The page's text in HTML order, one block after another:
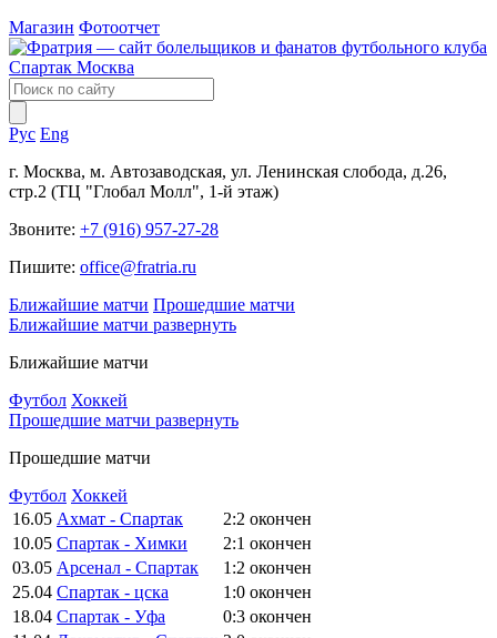
Магазин Фотоотчет
Рус Eng
г. Москва, м. Автозаводская, ул. Ленинская слобода, д.26,
стр.2 (ТЦ "Глобал Молл", 1-й этаж)
Звоните: +7 (916) 957-27-28
Пишите: office@fratria.ru
Ближайшие матчи Прошедшие матчи
Ближайшие матчи развернуть
Ближайшие матчи
Футбол Хоккей
Прошедшие матчи развернуть
Прошедшие матчи
Футбол Хоккей
16.05 Ахмат - Спартак 2:2 окончен
10.05 Спартак - Химки 2:1 окончен
03.05 Арсенал - Спартак 1:2 окончен
25.04 Спартак - цска 1:0 окончен
18.04 Спартак - Уфа 0:3 окончен